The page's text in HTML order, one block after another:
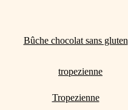
Bûche chocolat sans gluten
Tropezienne